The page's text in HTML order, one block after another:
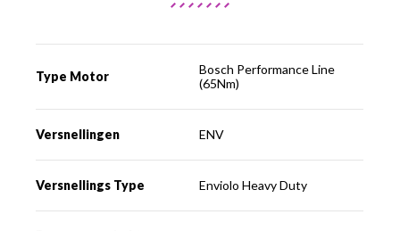
Type Motor
Bosch Performance Line
(65Nm)
Versnellingen ENV
Versnellings Type Enviolo Heavy Duty